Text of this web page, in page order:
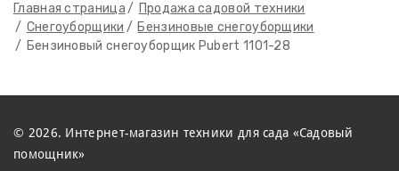
Главная страница
Продажа садовой техники
Снегоуборщики
Бензиновые снегоуборщики
Бензиновый снегоуборщик Pubert 1101-28
© 2026. Интернет-магазин техники для сада «Садовый
помощник»